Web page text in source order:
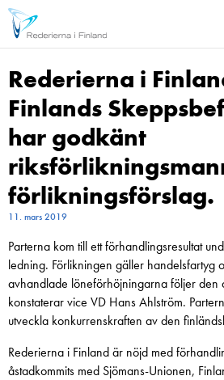
Rederierna i
Finlands
har godkänt
förlikningsförslag.
11. mars 2019
Parterna kom till ett förhandlingsresultat
ledning. Förlikningen gäller handelsfartyg
avhandlade löneförhöjningarna följer den
konstaterar vice VD Hans Ahlström.
utveckla konkurrenskraften av den
Rederierna i Finland är nöjd med
åstadkommits med Sjömans-Unionen,